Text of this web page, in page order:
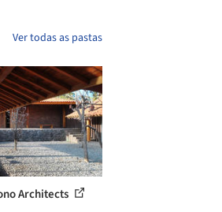
Ver todas as pastas
Architects